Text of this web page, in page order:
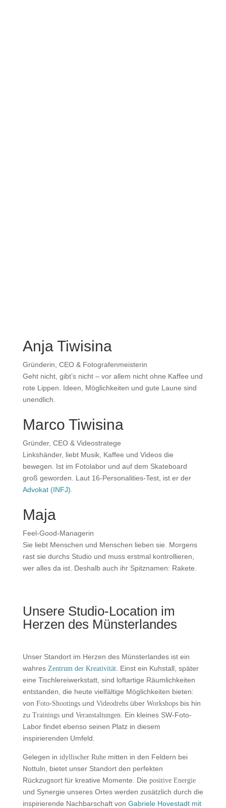
Anja Tiwisina
Gründerin, CEO & Fotografenmeisterin
Geht nicht, gibt’s nicht – vor allem nicht ohne Kaffee und
rote Lippen. Ideen, Möglichkeiten und gute Laune sind
unendlich.
Marco Tiwisina
Gründer, CEO & Videostratege
Linkshänder, liebt Musik, Kaffee und Videos die
bewegen. Ist im Fotolabor und auf dem Skateboard
groß geworden. Laut 16-Personalities-Test, ist er der
Advokat (INFJ)
Maja
Feel-Good-Managerin
Sie liebt Menschen und Menschen lieben sie. Morgens
rast sie durchs Studio und muss erstmal kontrollieren,
wer alles da ist. Deshalb auch ihr Spitznamen: Rakete.
Unsere Studio-Location im
Herzen des Münsterlandes
Unser Standort im Herzen des Münsterlandes ist ein
wahres Zentrum der Kreativität. Einst ein Kuhstall, später
eine Tischlereiwerkstatt, sind loftartige Räumlichkeiten
entstanden, die heute vielfältige Möglichkeiten bieten:
von Foto-Shootingsund Videodrehsüber Workshopsbis hin
zu Trainingsund Veranstaltungen . Ein kleines SW-Foto-
Labor findet ebenso seinen Platz in diesem
inspirierenden Umfeld.
Gelegen in idyllischer Ruhemitten in den Feldern bei
Nottuln, bietet unser Standort den perfekten
Rückzugsort für kreative Momente. Die positive Energie
und Synergie unseres Ortes werden zusätzlich durch die
inspirierende Nachbarschaft von Gabriele Hovestadt mit